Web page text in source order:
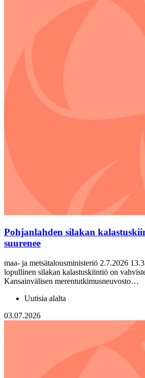
Pohjanlahden silakan
suurenee
maa- ja metsätalousministeriö 2.7.2026
lopullinen silakan kalastuskiintiö on
Kansainvälisen merentutkimusneuvosto…
Uutisia alalta
03.07.2026